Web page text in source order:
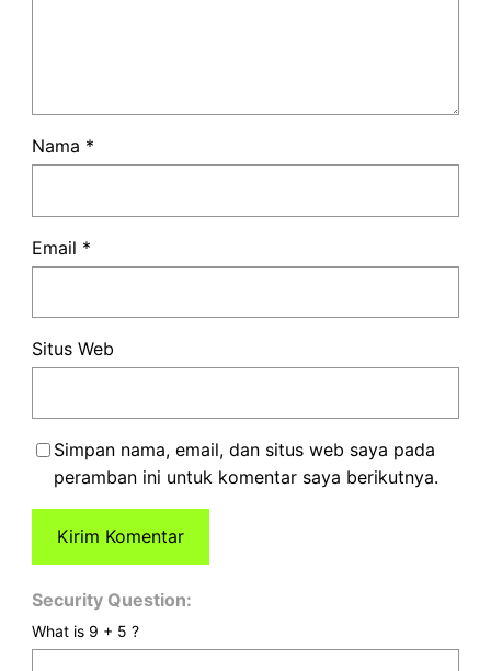
Nama *
Email *
Situs Web
Simpan nama, email, dan situs web saya pada
peramban ini untuk komentar saya berikutnya.
Security Question:
What is 9 + 5 ?